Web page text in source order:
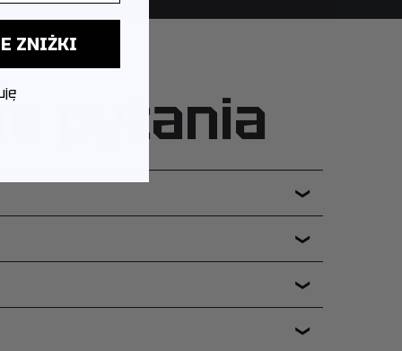
pytania
❯
❯
❯
❯
ZNIŻKI